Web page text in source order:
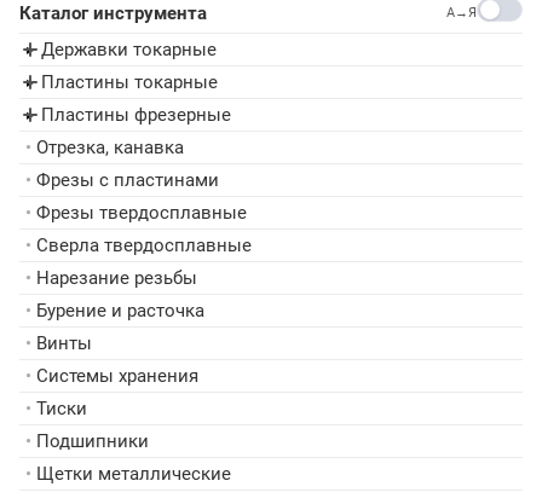
Каталог инструмента A→Я
▸ Державки токарные
▸ Пластины токарные
▸ Пластины фрезерные
• Отрезка, канавка
• Фрезы с пластинами
• Фрезы твердосплавные
• Сверла твердосплавные
• Нарезание резьбы
• Бурение и расточка
• Винты
• Системы хранения
• Тиски
• Подшипники
• Щетки металлические